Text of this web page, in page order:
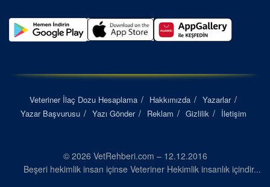
Veteriner İlaç Dozu Hesaplama Hakkımızda
Yazarlar
Yazar Başvurusu
Yazı Gönder Reklam Gizlilik İletişim
© 2026 VetRehberi.com – 12.12.2016
Beşeri hekimlik insan içinse Veteriner Hekimlik insanlık içindir...